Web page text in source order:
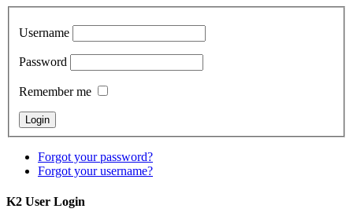
Username
Password
Remember me
Forgot your password?
Forgot your username?
K2 User Login